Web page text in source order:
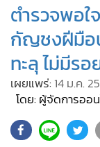
• ภาคใต้
ภูมิภาค
Online Section
• บันเทิง
ผู้จัดการรายวัน
• ละคร
ตำรวจพอใ
กัญชงฝีมือ
ทะลุ ไม่มีร
เผยแพร่: 14 ม.ค.
โดย: ผู้จัดการออ